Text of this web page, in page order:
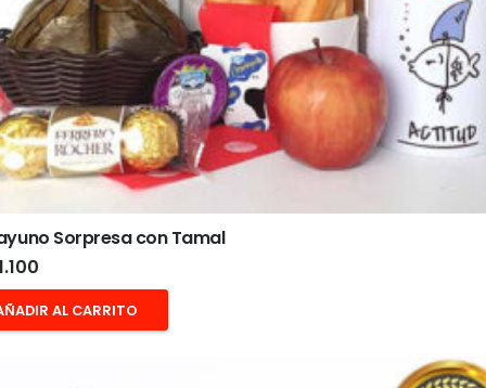
Sorpresa con Tamal
AL CARRITO